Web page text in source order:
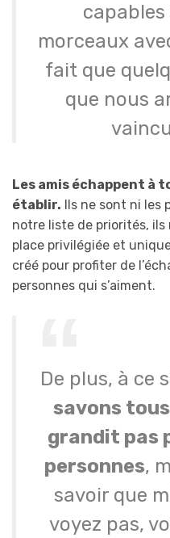
capables
morceaux
fait que
que nous
Les amis échappent à
établir. Ils ne sont ni les
notre liste de priorités, ils
place privilégiée et
créé pour profiter de
personnes qui s’aiment.
De plus, à ce
savons
grandit pas
personnes,
savoir que
voyez pas,